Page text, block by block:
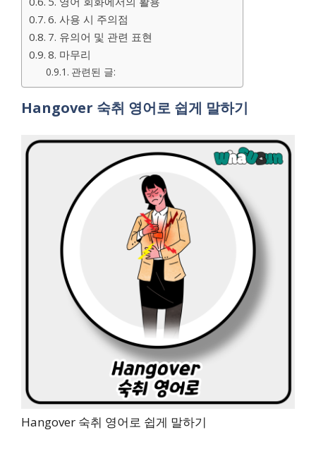
6. 사용 시 주의점
7. 유의어 및 관련 표현
8. 마무리
관련된 글:
Hangover 숙취 영어로 쉽게 말하기
Hangover 숙취 영어로 쉽게 말하기